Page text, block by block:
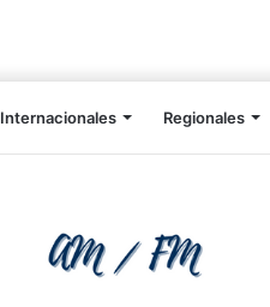
Internacionales Regionales